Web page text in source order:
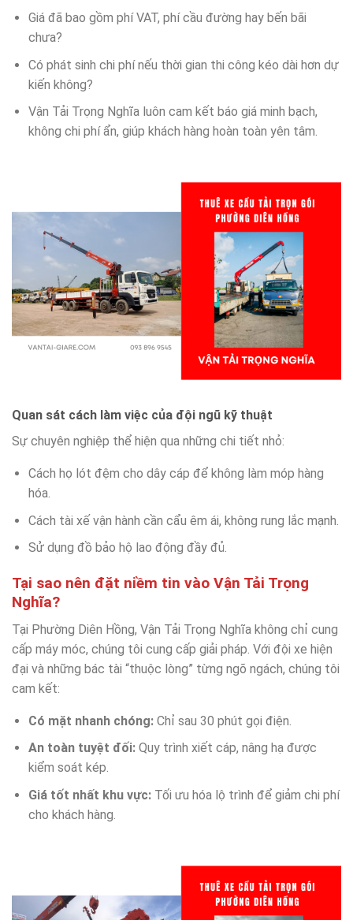
Giá đã bao gồm phí VAT, phí cầu đường hay bến bãi
chưa?
Có phát sinh chi phí nếu thời gian thi công kéo dài hơn dự
kiến không?
Vận Tải Trọng Nghĩa luôn cam kết báo giá minh bạch,
không chi phí ẩn, giúp khách hàng hoàn toàn yên tâm.
Quan sát cách làm việc của đội ngũ kỹ thuật
Sự chuyên nghiệp thể hiện qua những chi tiết nhỏ:
Cách họ lót đệm cho dây cáp để không làm móp hàng
hóa.
Cách tài xế vận hành cần cẩu êm ái, không rung lắc mạnh.
Sử dụng đồ bảo hộ lao động đầy đủ.
Tại sao nên đặt niềm tin vào Vận Tải Trọng
Nghĩa?
Tại Phường Diên Hồng, Vận Tải Trọng Nghĩa không chỉ cung
cấp máy móc, chúng tôi cung cấp giải pháp. Với đội xe hiện
đại và những bác tài “thuộc lòng” từng ngõ ngách, chúng tôi
cam kết:
Có mặt nhanh chóng:Chỉ sau 30 phút gọi điện.
An toàn tuyệt đối:Quy trình xiết cáp, nâng hạ được
kiểm soát kép.
Giá tốt nhất khu vực:Tối ưu hóa lộ trình để giảm chi phí
cho khách hàng.